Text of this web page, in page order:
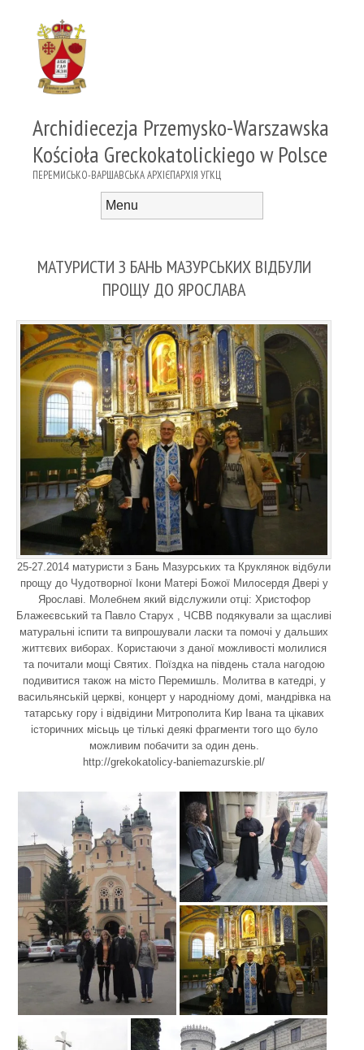
Archidiecezja Przemysko-Warszawska
Kościoła Greckokatolickiego w Polsce
ПЕРЕМИСЬКО-ВАРШАВСЬКА АРХІЄПАРХІЯ УГКЦ
МАТУРИСТИ З БАНЬ МАЗУРСЬКИХ ВІДБУЛИ
ПРОЩУ ДО ЯРОСЛАВА
25-27.2014 матуристи з Бань Мазурських та Круклянок відбули
прощу до Чудотворної Ікони Матері Божої Милосердя Двері у
Ярославі. Молебнем який відслужили отці: Христофор
Блажеєвський та Павло Старух , ЧСВВ подякували за щасливі
матуральні іспити та випрошували ласки та помочі у дальших
життєвих виборах. Користаючи з даної можливості молилися
та почитали мощі Святих. Поїздка на південь стала нагодою
подивитися також на місто Перемишль. Молитва в катедрі, у
васильянській церкві, концерт у народніому домі, мандрівка на
татарську гору і відвідини Митрополита Кир Івана та цікавих
історичних місьць це тількі деякі фрагменти того що було
можливим побачити за один день.
http://grekokatolicy-baniemazurskie.pl/